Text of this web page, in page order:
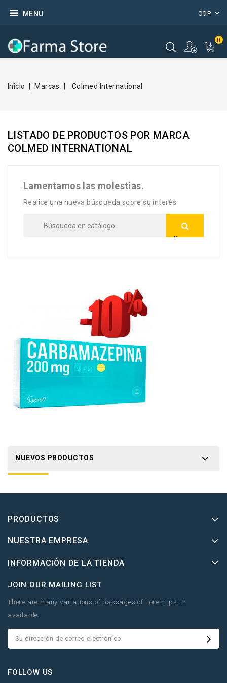
COP
MENU
0
Inicio Marcas Colmed International
LISTADO DE PRODUCTOS POR MARCA
COLMED INTERNATIONAL
Lamentamos las molestias.
Realice una nueva búsqueda sobre su interés
Buscar
NUEVOS PRODUCTOS
PRODUCTOS
NUESTRA EMPRESA
INFORMACIÓN DE LA TIENDA
JOIN OUR MAILING LIST
There are many variations of passages of Lorem Ipsum
available
FOLLOW US